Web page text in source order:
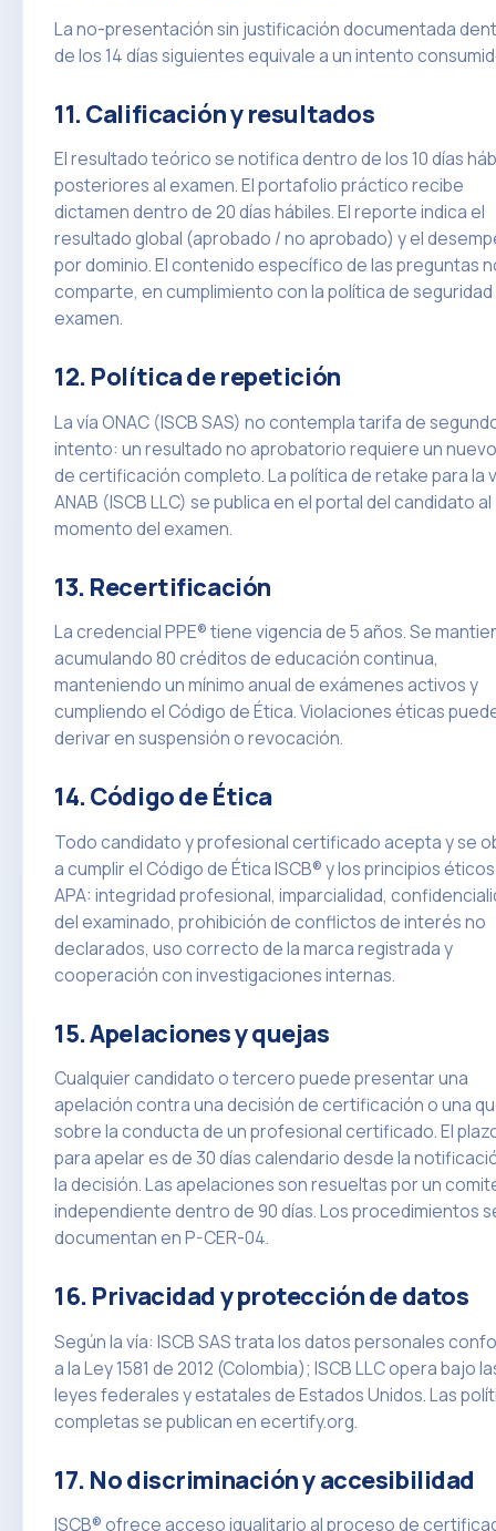
La no-presentación sin justificación documentada
de los 14 días siguientes equivale a un intento
11. Calificación y resultados
El resultado teórico se notifica dentro de los 10 días
posteriores al examen. El portafolio práctico recibe
dictamen dentro de 20 días hábiles. El reporte indica el
resultado global (aprobado / no aprobado) y el
por dominio. El contenido específico de las preguntas
comparte, en cumplimiento con la política de seguridad
examen.
12. Política de repetición
La vía ONAC (ISCB SAS) no contempla tarifa de
intento: un resultado no aprobatorio requiere un
de certificación completo. La política de retake para la
ANAB (ISCB LLC) se publica en el portal del candidato al
momento del examen.
13. Recertificación
La credencial PPE® tiene vigencia de 5 años. Se
acumulando 80 créditos de educación continua,
manteniendo un mínimo anual de exámenes activos y
cumpliendo el Código de Ética. Violaciones éticas
derivar en suspensión o revocación.
14. Código de Ética
Todo candidato y profesional certificado acepta y se
a cumplir el Código de Ética ISCB® y los principios
APA: integridad profesional, imparcialidad,
del examinado, prohibición de conflictos de interés no
declarados, uso correcto de la marca registrada y
cooperación con investigaciones internas.
15. Apelaciones y quejas
Cualquier candidato o tercero puede presentar una
apelación contra una decisión de certificación o una
sobre la conducta de un profesional certificado. El
para apelar es de 30 días calendario desde la
la decisión. Las apelaciones son resueltas por un
independiente dentro de 90 días. Los procedimientos
documentan en P-CER-04.
16. Privacidad y protección de datos
Según la vía: ISCB SAS trata los datos personales
a la Ley 1581 de 2012 (Colombia); ISCB LLC opera bajo
leyes federales y estatales de Estados Unidos. Las
completas se publican en ecertify.org.
17. No discriminación y accesibilidad
ISCB® ofrece acceso igualitario al proceso de